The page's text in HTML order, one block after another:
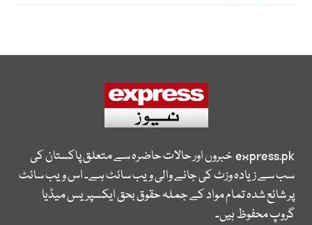
express.pkخبروں اور حالات حاضرہ سے متعلق پاکستان کی
سب سے زیادہ وزٹ کی جانے والی ویب سائٹ ہے۔ اس ویب سائٹ
پر شائع شدہ تمام مواد کے جملہ حقوق بحق ایکسپریس میڈیا
گروپ محفوظ ہیں۔